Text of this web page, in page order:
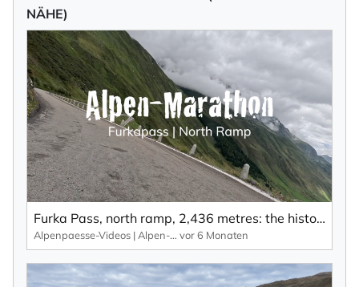
NÄHE)
Furka Pass, north ramp, 2,436 metres: the history of James Bond Street on the Furka Pass.
Alpenpaesse-Videos | Alpen-Marathon vor 6 Monaten